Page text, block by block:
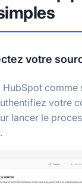
votre
HubSpot comme
votre
lancer le